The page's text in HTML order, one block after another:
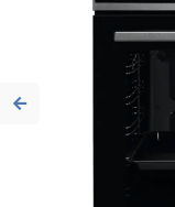
Previous